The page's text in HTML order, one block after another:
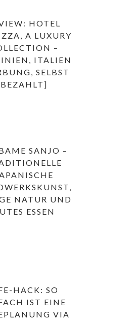
HOTEL
A LUXURY
–
ITALIEN
SELBST
BEZAHLT]
SANJO –
NATUR UND
ESSEN
HACK: SO
IST EINE
VIA